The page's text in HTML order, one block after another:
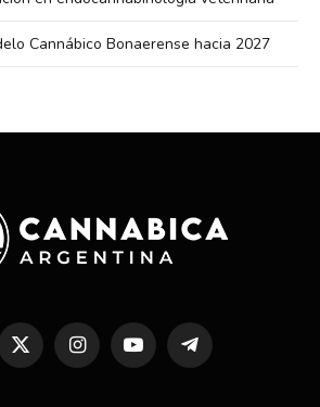
Cannábico Bonaerense hacia 2027
X
(Twitter)
InstagramYouTube Telegram